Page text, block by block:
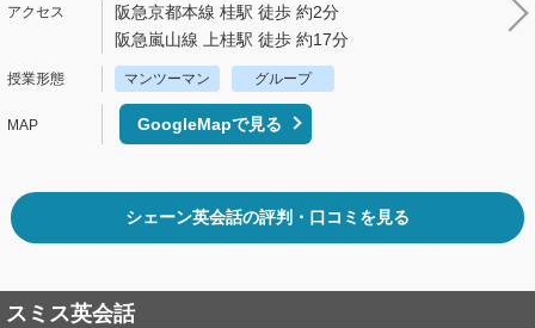
阪急京都本線 桂駅 徒歩 約2分
阪急嵐山線 上桂駅 徒歩 約17分
マンツーマン グループ
GoogleMapで見る
シェーン英会話の評判・口コミを見る
スミス英会話